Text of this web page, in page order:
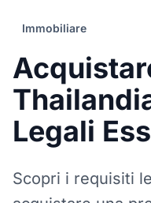
Immobiliare
Legali
Scopri i requisiti